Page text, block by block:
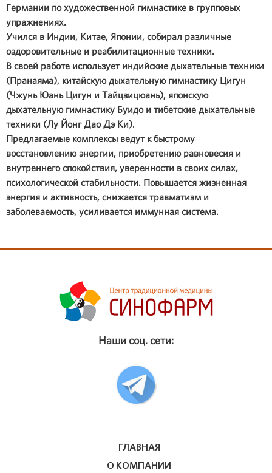
Германии по художественной гимнастике в групповых
упражнениях.
Учился в Индии, Китае, Японии, собирал различные
оздоровительные и реабилитационные техники.
В своей работе использует индийские дыхательные техники
(Пранаяма), китайскую дыхательную гимнастику Цигун
(Чжунь Юань Цигун и Тайцзицюань), японскую
дыхательную гимнастику Буидо и тибетские дыхательные
техники (Лу Йонг Дао Дэ Ки).
Предлагаемые комплексы ведут к быстрому
восстановлению энергии, приобретению равновесия и
внутреннего спокойствия, уверенности в своих силах,
психологической стабильности. Повышается жизненная
энергия и активность, снижается травматизм и
заболеваемость, усиливается иммунная система.
Наши соц. сети:
ГЛАВНАЯ
О КОМПАНИИ